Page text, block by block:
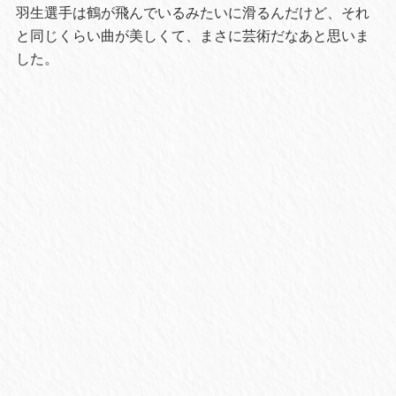
羽生選手は鶴が飛んでいるみたいに滑るんだけど、それ
と同じくらい曲が美しくて、まさに芸術だなあと思いま
した。